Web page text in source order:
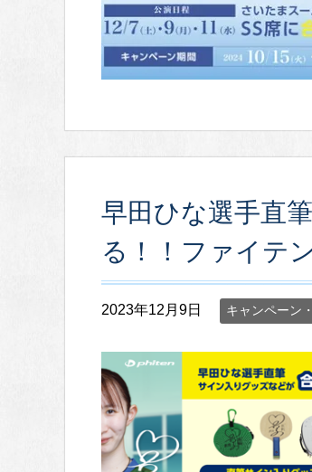
早田ひな選手直
る！！ファイテ
2023年12月9日 キャンペーン